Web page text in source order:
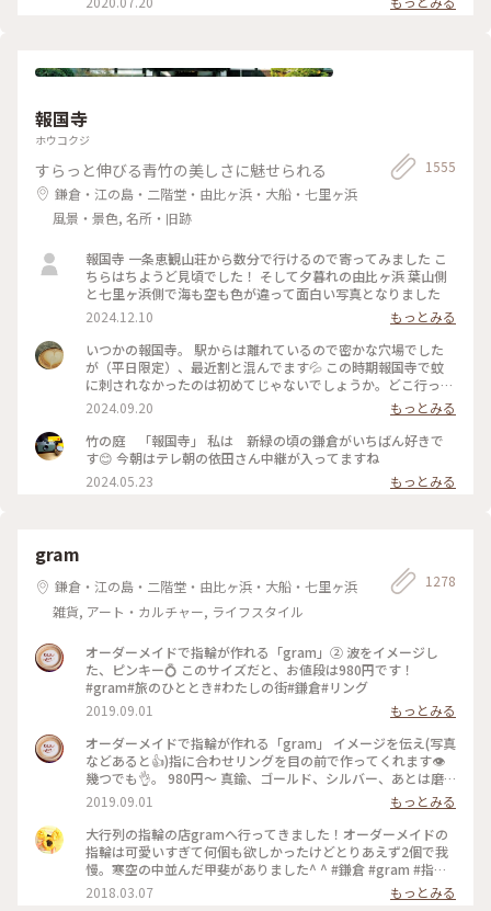
報国寺
ホウコクジ
すらっと伸びる青竹の美しさに魅せられる
鎌倉・江の島・二階堂・由比ヶ浜・大船・七里ヶ浜
風景・景色, 名所・旧跡
1555
報国寺 一条恵観山荘から数分で行けるので寄ってみました こ
ちらはちようど見頃でした！ そして夕暮れの由比ヶ浜 葉山側
と七里ヶ浜側で海も空も色が違って面白い写真となりました
2024.12.10
もっとみる
いつかの報国寺。 駅からは離れているので密かな穴場でした
が（平日限定）、最近割と混んでます💦 この時期報国寺で蚊
に刺されなかったのは初めてじゃないでしょうか。どこ行っ
た〜🦟 #ことりっぷ旅2024 #鎌倉
2024.09.20
もっとみる
竹の庭 「報国寺」 私は 新緑の頃の鎌倉がいちばん好きで
す😊 今朝はテレ朝の依田さん中継が入ってますね
2024.05.23
もっとみる
gram
鎌倉・江の島・二階堂・由比ヶ浜・大船・七里ヶ浜
雑貨, アート・カルチャー, ライフスタイル
1278
オーダーメイドで指輪が作れる「gram」② 波をイメージし
た、ピンキー💍 このサイズだと、お値段は980円です！
#gram#旅のひととき#わたしの街#鎌倉#リング
2019.09.01
もっとみる
オーダーメイドで指輪が作れる「gram」 イメージを伝え(写真
などあると👍)指に合わせリングを目の前で作ってくれます👁
幾つでも👌。 980円〜 真鍮、ゴールド、シルバー、あとは磨
きをかけるかマットな感じにするか💍😊✨✨ 今回は、左からピ
ンキー、中指、親指と作りました😅 いつもは行列がすごいの
に、この日、整理券なし、30分並び入れました😱😱‼️(平日の
夕方) 皆さん、カップルもいだけど、グループで来られ旅の思
い出に作られたりしている方が多かったです😊 まさか、入れ
ると思わなかったので、待ち時間に情報収集し勢いで作ったリ
ング。それでも、なんだか愛着がわきますね… 次は、重ね付け
2019.09.01
もっとみる
大行列の指輪の店gramへ行ってきました！オーダーメイドの
指輪は可愛いすぎて何個も欲しかったけどとりあえず2個で我
慢。寒空の中並んだ甲斐がありました^ ^ #鎌倉 #gram #指輪
#オーダーメイド
2018.03.07 もっとみる